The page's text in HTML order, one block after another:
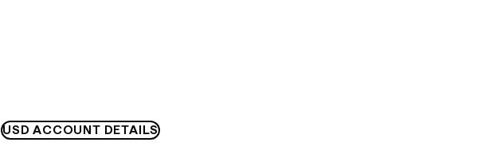
USD ACCOUNT DETAILS